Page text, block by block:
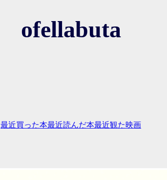
ofellabuta
最近買った本最近読んだ本最近観た映画